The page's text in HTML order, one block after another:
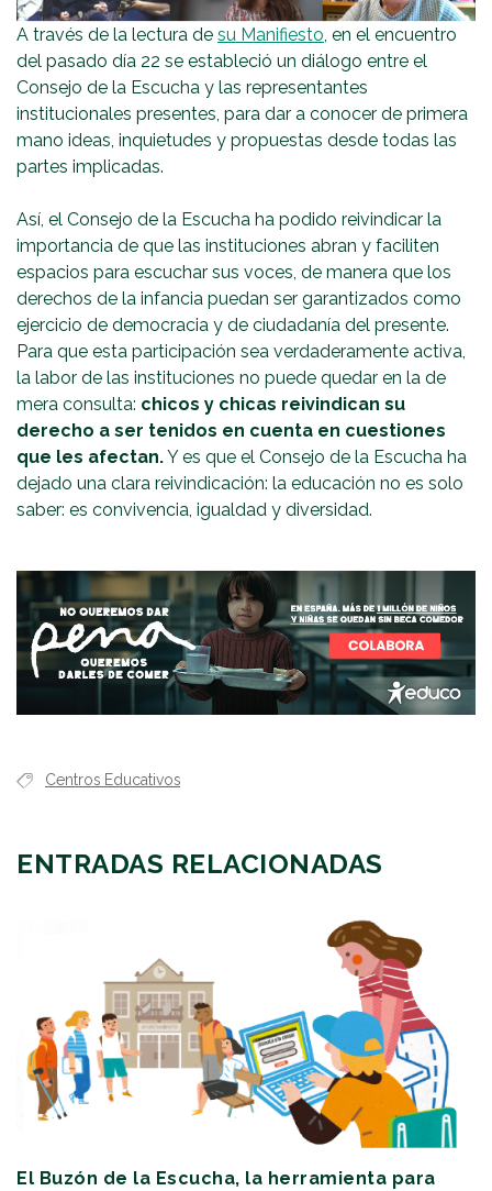
A través de la lectura de su Manifiesto , en el encuentro
del pasado día 22 se estableció un diálogo entre el
Consejo de la Escucha y las representantes
institucionales presentes, para dar a conocer de primera
mano ideas, inquietudes y propuestas desde todas las
partes implicadas.
Así, el Consejo de la Escucha ha podido reivindicar la
importancia de que las instituciones abran y faciliten
espacios para escuchar sus voces, de manera que los
derechos de la infancia puedan ser garantizados como
ejercicio de democracia y de ciudadanía del presente.
Para que esta participación sea verdaderamente activa,
la labor de las instituciones no puede quedar en la de
mera consulta: chicos y chicas reivindican su
derecho a ser tenidos en cuenta en cuestiones
que les afectan.Y es que el Consejo de la Escucha ha
dejado una clara reivindicación: la educación no es solo
saber: es convivencia, igualdad y diversidad.
Centros Educativos
ENTRADAS RELACIONADAS
El Buzón de la Escucha, la herramienta para